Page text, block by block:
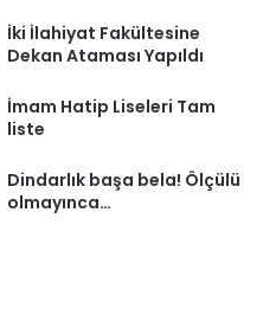
İki İlahiyat Fakültesine
Dekan Ataması Yapıldı
İmam Hatip Liseleri Tam
liste
Dindarlık başa bela! Ölçülü
olmayınca…